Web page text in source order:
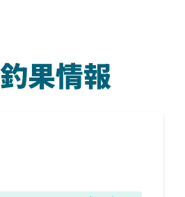
果情報